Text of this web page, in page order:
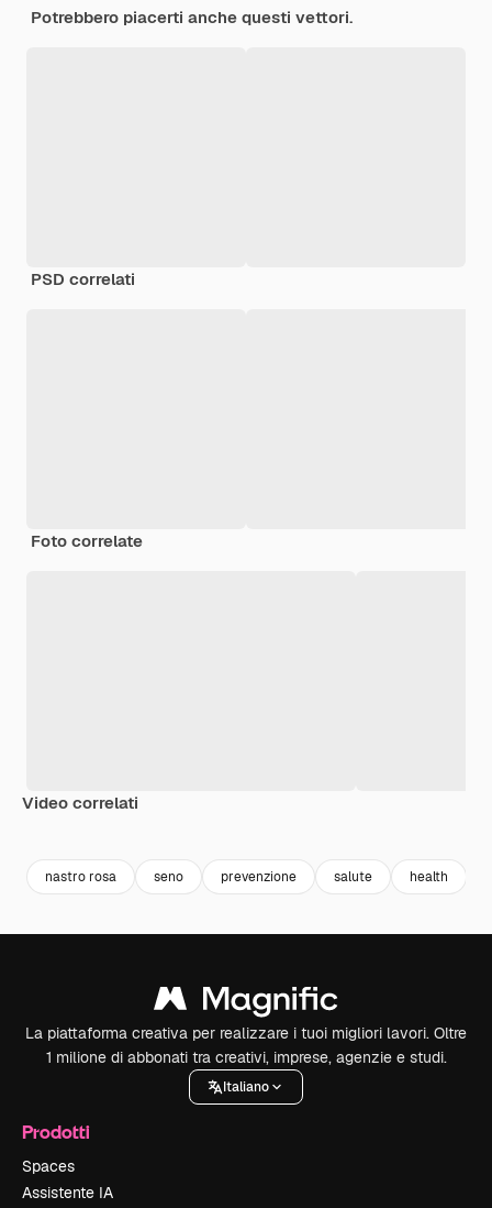
Potrebbero piacerti anche questi vettori.
PSD correlati
Foto correlate
Video correlati
nastro rosa seno prevenzione salute health
La piattaforma creativa per realizzare i tuoi migliori lavori. Oltre
1 milione di abbonati tra creativi, imprese, agenzie e studi.
Italiano
Prodotti
Spaces
Assistente IA